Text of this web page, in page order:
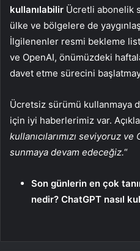
kullanılabilir Ücretli abonelik
ülke ve bölgelere de
İlgilenenler resmi bekleme
ve OpenAI, önümüzdeki
davet etme sürecini
Ücretsiz sürümü kullanmaya
için iyi haberlerimiz var.
kullanıcılarımızı seviyoruz
sunmaya devam edeceğiz.“
Son günlerin en çok
nedir? ChatGPT nasıl